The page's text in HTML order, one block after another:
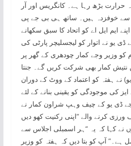
حرارت بڑھ رہا ہے۔ کانگریس اور آر
خوفزدہ ہیں۔ ساتھ ہی بی جے پی
ایم ایل اے کو اتحاد کا سبق سکھانے
یو نے اتوار کو لیجسلیچر پارٹی کی
کو وزیر وجے کمار چودھری کے گھر پر
کمار بھی شرکت کریں گے۔ جنتا
نے ہفتہ کو اعتماد کے ووٹ کے دوران
ایز کی موجودگی کو یقینی بنانے کے لئے
ڈی یو کے چیف وہپ شراون کمار نے
کرنے والے “اپنی رکنیت کھو دیں
نے کہا کہ یہ “ہر اسمبلی اجلاس سے
ہے۔” آپ کو بتا دیں کہ ہفتہ کو وزیر